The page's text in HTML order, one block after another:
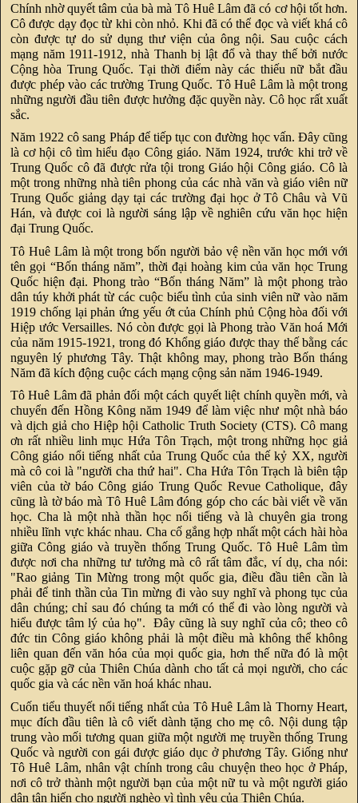
Chính nhờ quyết tâm của bà mà Tô Huê Lâm đã có cơ hội tốt hơn.
Cô được dạy đọc từ khi còn nhỏ. Khi đã có thể đọc và viết khá cô
còn được tự do sử dụng thư viện của ông nội. Sau cuộc cách
mạng năm 1911-1912, nhà Thanh bị lật đổ và thay thế bởi nước
Cộng hòa Trung Quốc. Tại thời điểm này các thiếu nữ bắt đầu
được phép vào các trường Trung Quốc. Tô Huê Lâm là một trong
những người đầu tiên được hưởng đặc quyền này. Cô học rất xuất
sắc.
Năm 1922 cô sang Pháp để tiếp tục con đường học vấn. Đây cũng
là cơ hội cô tìm hiểu đạo Công giáo. Năm 1924, trước khi trở về
Trung Quốc cô đã được rửa tội trong Giáo hội Công giáo. Cô là
một trong những nhà tiên phong của các nhà văn và giáo viên nữ
Trung Quốc giảng dạy tại các trường đại học ở Tô Châu và Vũ
Hán, và được coi là người sáng lập về nghiên cứu văn học hiện
đại Trung Quốc.
Tô Huê Lâm là một trong bốn người bảo vệ nền văn học mới với
tên gọi “Bốn tháng năm”, thời đại hoàng kim của văn học Trung
Quốc hiện đại. Phong trào “Bốn tháng Năm” là một phong trào
dân túy khởi phát từ các cuộc biểu tình của sinh viên nữ vào năm
1919 chống lại phản ứng yếu ớt của Chính phủ Cộng hòa đối với
Hiệp ước Versailles. Nó còn được gọi là Phong trào Văn hoá Mới
của năm 1915-1921, trong đó Khổng giáo được thay thế bằng các
nguyên lý phương Tây. Thật không may, phong trào Bốn tháng
Năm đã kích động cuộc cách mạng cộng sản năm 1946-1949.
Tô Huê Lâm đã phản đối một cách quyết liệt chính quyền mới, và
chuyển đến Hồng Kông năm 1949 để làm việc như một nhà báo
và dịch giả cho Hiệp hội Catholic Truth Society (CTS). Cô mang
ơn rất nhiều linh mục Hứa Tôn Trạch, một trong những học giả
Công giáo nổi tiếng nhất của Trung Quốc của thế kỷ XX, người
mà cô coi là "người cha thứ hai". Cha Hứa Tôn Trạch là biên tập
viên của tờ báo Công giáo Trung Quốc Revue Catholique, đây
cũng là tờ báo mà Tô Huê Lâm đóng góp cho các bài viết về văn
học. Cha là một nhà thần học nổi tiếng và là chuyên gia trong
nhiều lĩnh vực khác nhau. Cha cố gắng hợp nhất một cách hài hòa
giữa Công giáo và truyền thống Trung Quốc. Tô Huê Lâm tìm
được nơi cha những tư tưởng mà cô rất tâm đắc, ví dụ, cha nói:
"Rao giảng Tin Mừng trong một quốc gia, điều đầu tiên cần là
phải để tinh thần của Tin mừng đi vào suy nghĩ và phong tục của
dân chúng; chỉ sau đó chúng ta mới có thể đi vào lòng người và
hiểu được tâm lý của họ". Đây cũng là suy nghĩ của cô; theo cô
đức tin Công giáo không phải là một điều mà không thể không
liên quan đến văn hóa của mọi quốc gia, hơn thế nữa đó là một
cuộc gặp gỡ của Thiên Chúa dành cho tất cả mọi người, cho các
quốc gia và các nền văn hoá khác nhau.
Cuốn tiểu thuyết nổi tiếng nhất của Tô Huê Lâm là Thorny Heart,
mục đích đầu tiên là cô viết dành tặng cho mẹ cô. Nội dung tập
trung vào mối tương quan giữa một người mẹ truyền thống Trung
Quốc và người con gái được giáo dục ở phương Tây. Giống như
Tô Huê Lâm, nhân vật chính trong câu chuyện theo học ở Pháp,
nơi cô trở thành một người bạn của một nữ tu và một người giáo
dân tận hiến cho người nghèo vì tình yêu của Thiên Chúa.